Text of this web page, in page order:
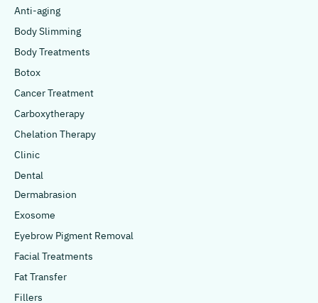
Anti-aging
Body Slimming
Body Treatments
Botox
Cancer Treatment
Carboxytherapy
Chelation Therapy
Clinic
Dental
Dermabrasion
Exosome
Eyebrow Pigment Removal
Facial Treatments
Fat Transfer
Fillers